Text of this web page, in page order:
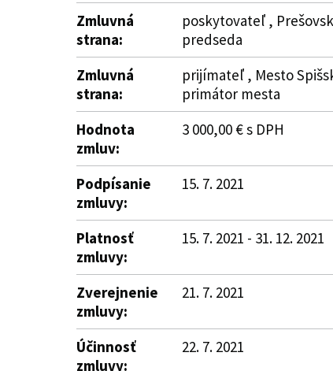
Zmluvná
strana:
poskytovateľ ,
predseda
Zmluvná
strana:
prijímateľ , Mesto
primátor mesta
Hodnota
zmluv:
3 000,00 € s DPH
Podpísanie
zmluvy:
15. 7. 2021
Platnosť
zmluvy:
15. 7. 2021 - 31. 12. 2021
Zverejnenie
zmluvy:
21. 7. 2021
Účinnosť
zmluvy:
22. 7. 2021